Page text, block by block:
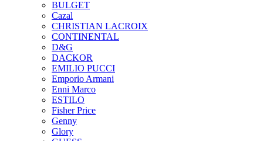
BULGET
Cazal
CHRISTIAN LACROIX
CONTINENTAL
D&G
DACKOR
EMILIO PUCCI
Emporio Armani
Enni Marco
ESTILO
Fisher Price
Genny
Glory